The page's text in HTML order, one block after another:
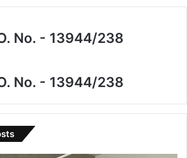
No. - 13944/238
No. - 13944/238